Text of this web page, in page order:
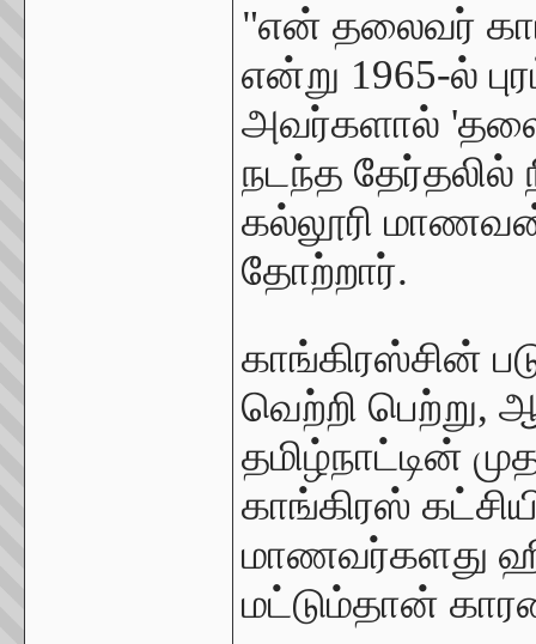
"என் தலைவர்
என்று 1965-ல்
அவர்களால்
நடந்த
கல்லூரி
தோற்றார்.
காங்கிரஸ்சின்
வெற்றி
தமிழ்நாட்டின்
காங்கிரஸ்
மாணவர்களது
மட்டும்தான்